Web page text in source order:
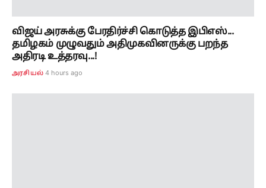
விஜய் அரசுக்கு பேரதிர்ச்சி கொடுத்த இபிஎஸ்...
தமிழகம் முழுவதும் அதிமுகவினருக்கு பறந்த
அதிரடி உத்தரவு...!
அரசியல் 4 hours ago